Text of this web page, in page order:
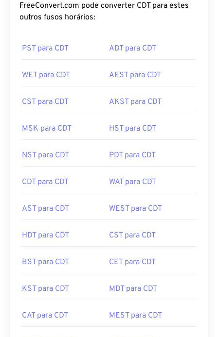
FreeConvert.com pode converter CDT para estes
outros fusos horários:
PST para CDT ADT para CDT
WET para CDT AEST para CDT
CST para CDT AKST para CDT
MSK para CDT HST para CDT
NST para CDT PDT para CDT
CDT para CDT WAT para CDT
AST para CDT WEST para CDT
HDT para CDT CST para CDT
BST para CDT CET para CDT
KST para CDT MDT para CDT
CAT para CDT MEST para CDT